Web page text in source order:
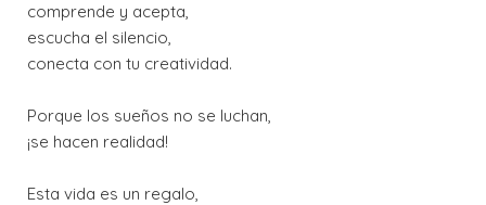
comprende y acepta,
escucha el silencio,
conecta con tu creatividad.
Porque los sueños no se luchan,
¡se hacen realidad!
Esta vida es un regalo,